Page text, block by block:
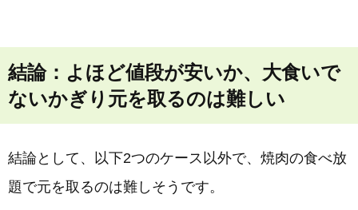
結論：よほど値段が安いか、大食いで
ないかぎり元を取るのは難しい
結論として、以下2つのケース以外で、焼肉の食べ放
題で元を取るのは難しそうです。